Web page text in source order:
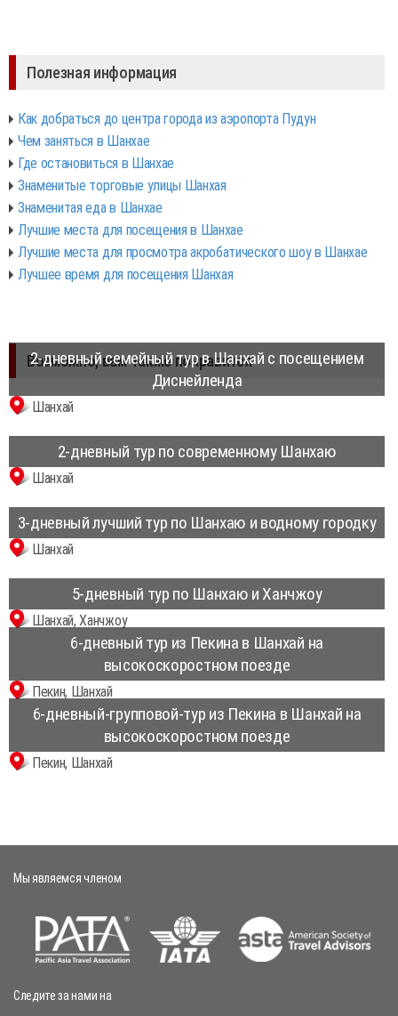
Полезная информация
Как добраться до центра города из аэропорта Пудун
Чем заняться в Шанхае
Где остановиться в Шанхае
Знаменитые торговые улицы Шанхая
Знаменитая еда в Шанхае
Лучшие места для посещения в Шанхае
Лучшие места для просмотра акробатического шоу в Шанхае
Лучшее время для посещения Шанхая
Возможно, вам также понравится
2-дневный семейный тур в Шанхай с посещением
Диснейленда
Шанхай
2-дневный тур по современному Шанхаю
Шанхай
3-дневный лучший тур по Шанхаю и водному городку
Шанхай
5-дневный тур по Шанхаю и Ханчжоу
Шанхай, Ханчжоу
6-дневный тур из Пекина в Шанхай на
высокоскоростном поезде
Пекин, Шанхай
6-дневный-групповой-тур из Пекина в Шанхай на
высокоскоростном поезде
Пекин, Шанхай
Мы являемся членом
Следите за нами на